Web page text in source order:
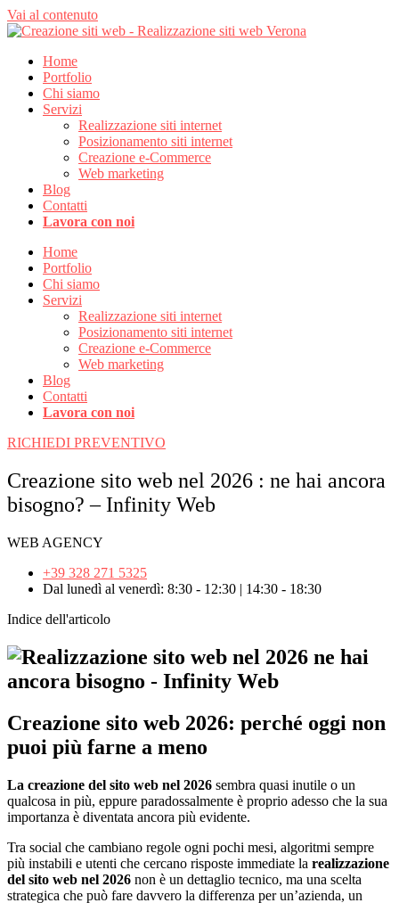
Vai al contenuto
Home
Portfolio
Chi siamo
Servizi
Realizzazione siti internet
Posizionamento siti internet
Creazione e-Commerce
Web marketing
Blog
Contatti
Lavora con noi
Home
Portfolio
Chi siamo
Servizi
Realizzazione siti internet
Posizionamento siti internet
Creazione e-Commerce
Web marketing
Blog
Contatti
Lavora con noi
RICHIEDI PREVENTIVO
Creazione sito web nel 2026 : ne hai ancora
bisogno? – Infinity Web
WEB AGENCY
+39 328 271 5325
Dal lunedì al venerdì: 8:30 - 12:30 | 14:30 - 18:30
Indice dell'articolo
Creazione sito web 2026: perché oggi non
puoi più farne a meno
La creazione del sito web nel 2026 sembra quasi inutile o un
qualcosa in più, eppure paradossalmente è proprio adesso che la sua
importanza è diventata ancora più evidente.
Tra social che cambiano regole ogni pochi mesi, algoritmi sempre
più instabili e utenti che cercano risposte immediate la realizzazione
del sito web nel 2026 non è un dettaglio tecnico, ma una scelta
strategica che può fare davvero la differenza per un’azienda, un